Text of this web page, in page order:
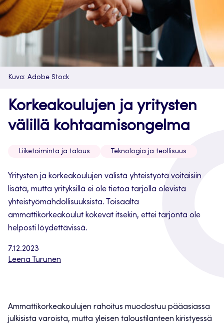
Kuva: Adobe Stock
7.12.2023
Leena Turunen
Korkeakoulujen ja yritysten
välillä kohtaamisongelma
Liiketoiminta ja talous Teknologia ja teollisuus
Yritysten ja korkeakoulujen välistä yhteistyötä voitaisiin
lisätä, mutta yrityksillä ei ole tietoa tarjolla olevista
yhteistyömahdollisuuksista. Toisaalta
ammattikorkeakoulut kokevat itsekin, ettei tarjonta ole
helposti löydettävissä.​
Ammattikorkeakoulujen rahoitus muodostuu pääasiassa
julkisista varoista, mutta yleisen taloustilanteen kiristyessä